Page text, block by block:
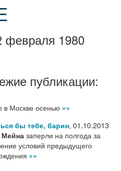
февраля 1980
публикации:
в Москве осенью »»
бы тебе, барин, 01.10.2013
Мейназаперли на полгода за
условий предыдущего
»»